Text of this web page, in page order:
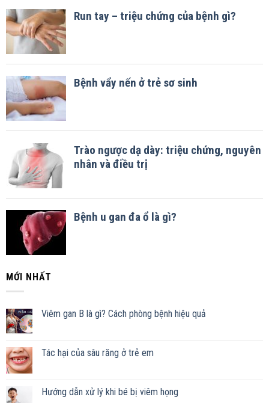
MỚI NHẤT
Viêm gan B là gì? Cách phòng bệnh hiệu quả
Tác hại của sâu răng ở trẻ em
Hướng dẫn xử lý khi bé bị viêm họng